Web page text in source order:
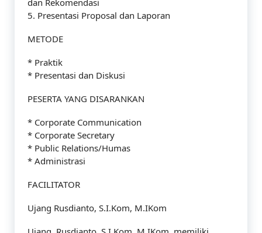
dan Rekomendasi
5. Presentasi Proposal dan Laporan
METODE
* Praktik
* Presentasi dan Diskusi
PESERTA YANG DISARANKAN
* Corporate Communication
* Corporate Secretary
* Public Relations/Humas
* Administrasi
FACILITATOR
Ujang Rusdianto, S.I.Kom, M.IKom